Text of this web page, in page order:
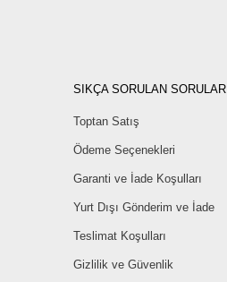
SIKÇA SORULAN SORULAR
Toptan Satış
Ödeme Seçenekleri
Garanti ve İade Koşulları
Yurt Dışı Gönderim ve İade
Teslimat Koşulları
Gizlilik ve Güvenlik